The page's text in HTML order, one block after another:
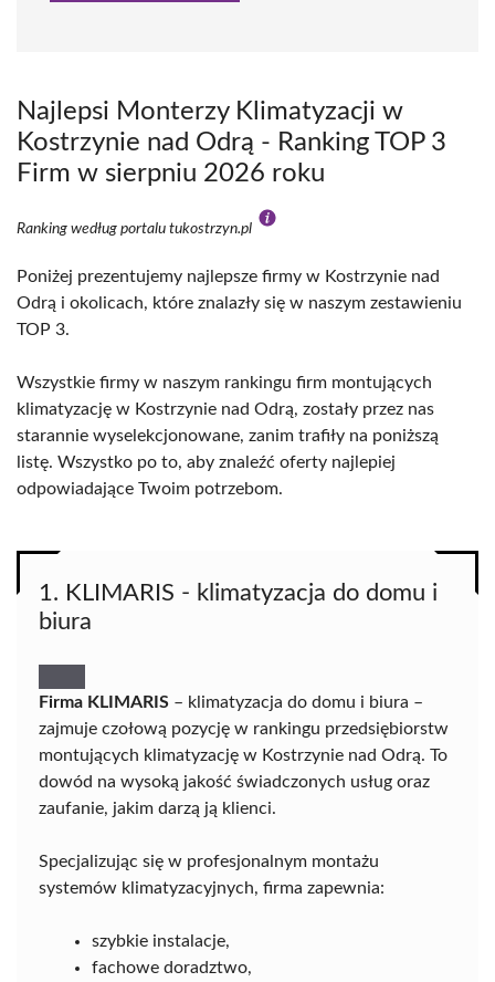
Najlepsi Monterzy Klimatyzacji w
Kostrzynie nad Odrą - Ranking TOP 3
Firm w sierpniu 2026 roku
Ranking według portalu tukostrzyn.pl
Poniżej prezentujemy najlepsze firmy w Kostrzynie nad
Odrą i okolicach, które znalazły się w naszym zestawieniu
TOP 3.
Wszystkie firmy w naszym rankingu firm montujących
klimatyzację w Kostrzynie nad Odrą, zostały przez nas
starannie wyselekcjonowane, zanim trafiły na poniższą
listę. Wszystko po to, aby znaleźć oferty najlepiej
odpowiadające Twoim potrzebom.
1. KLIMARIS - klimatyzacja do domu i
biura
Firma KLIMARIS – klimatyzacja do domu i biura –
zajmuje czołową pozycję w rankingu przedsiębiorstw
montujących klimatyzację w Kostrzynie nad Odrą. To
dowód na wysoką jakość świadczonych usług oraz
zaufanie, jakim darzą ją klienci.
Specjalizując się w profesjonalnym montażu
systemów klimatyzacyjnych, firma zapewnia:
szybkie instalacje,
fachowe doradztwo,